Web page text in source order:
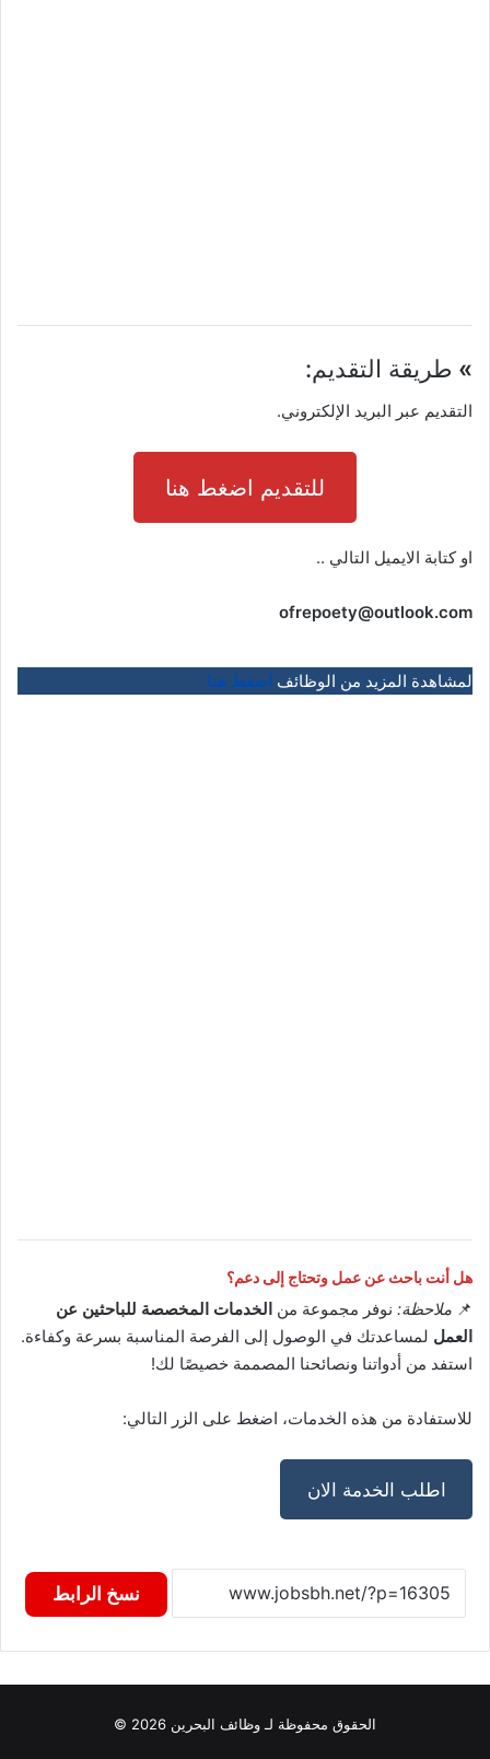
» طريقة التقديم:
التقديم عبر البريد الإلكتروني.
للتقديم اضغط هنا
او كتابة الايميل التالي ..
ofrepoety@outlook.com
لمشاهدة المزيد من الوظائف اضغط هنا
هل أنت باحث عن عمل وتحتاج إلى دعم؟
📌 ملاحظة: نوفر مجموعة من الخدمات المخصصة للباحثين عن
العمل لمساعدتك في الوصول إلى الفرصة المناسبة بسرعة وكفاءة.
استفد من أدواتنا ونصائحنا المصممة خصيصًا لك!
للاستفادة من هذه الخدمات، اضغط على الزر التالي:
اطلب الخدمة الان
نسخ الرابط
الحقوق محفوظة لـ وظائف البحرين 2026 ©